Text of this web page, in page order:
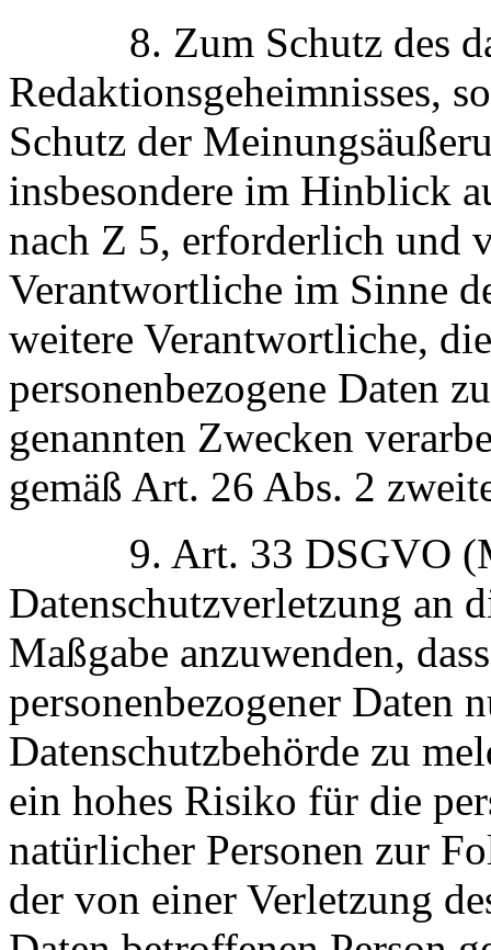
8. Zum Schutz des
Redaktionsgeheimnisses,
Schutz der
insbesondere im Hinblick
nach Z 5, erforderlich und
Verantwortliche im Sinne
weitere Verantwortliche,
personenbezogene Daten
genannten Zwecken
gemäß Art. 26 Abs. 2
9. Art. 33 DSGVO
Datenschutzverletzung an
Maßgabe anzuwenden,
personenbezogener Daten
Datenschutzbehörde zu
ein hohes Risiko für die
natürlicher Personen zur
der von einer Verletzung